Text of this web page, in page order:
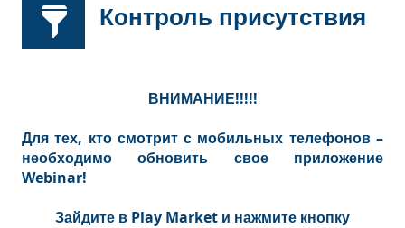
Контроль присутствия
ВНИМАНИЕ!!!!!
Для тех, кто смотрит с мобильных телефонов –
необходимо обновить свое приложение
Webinar!
Зайдите в Play Market и нажмите кнопку